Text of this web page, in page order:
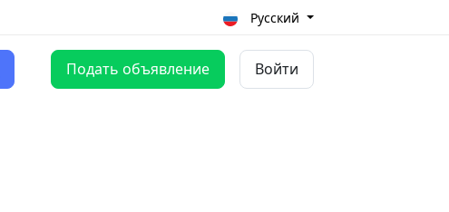
Русский
Подать объявление Войти